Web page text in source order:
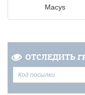
Macys
ОТСЛЕДИТЬ